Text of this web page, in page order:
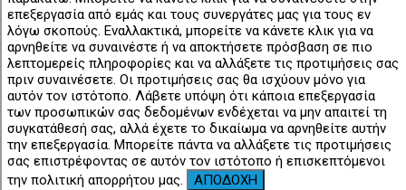
επεξεργασία από εμάς και τους συνεργάτες μας για τους εν
λόγω σκοπούς. Εναλλακτικά, μπορείτε να κάνετε κλικ για να
αρνηθείτε να συναινέστε ή να αποκτήσετε πρόσβαση σε πιο
λεπτομερείς πληροφορίες και να αλλάξετε τις προτιμήσεις σας
πριν συναινέσετε. Οι προτιμήσεις σας θα ισχύουν μόνο για
αυτόν τον ιστότοπο. Λάβετε υπόψη ότι κάποια επεξεργασία
των προσωπικών σας δεδομένων ενδέχεται να μην απαιτεί τη
συγκατάθεσή σας, αλλά έχετε το δικαίωμα να αρνηθείτε αυτήν
την επεξεργασία. Μπορείτε πάντα να αλλάξετε τις προτιμήσεις
σας επιστρέφοντας σε αυτόν τον ιστότοπο ή επισκεπτόμενοι
την πολιτική απορρήτου μας.
ΑΠΟΔΟΧΗ